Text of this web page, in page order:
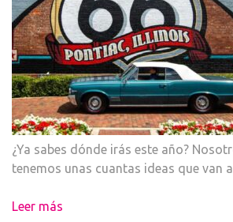
¿Ya sabes dónde irás este año?
tenemos unas cuantas ideas que van
Leer más